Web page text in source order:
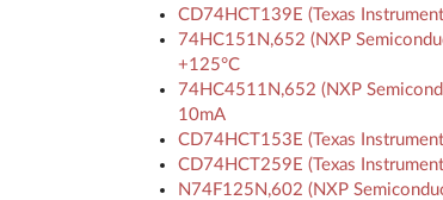
CD74HCT139E (Texas
74HC151N,652 (NXP
+125°C
74HC4511N,652 (NXP
10mA
CD74HCT153E (Texas
CD74HCT259E (Texas
N74F125N,602 (NXP